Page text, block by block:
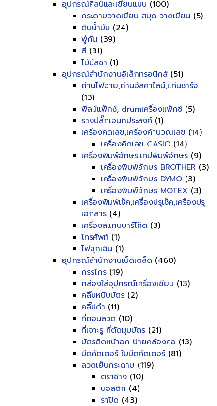
อุปกรณ์ศิลป์และเขียนแบบ (100)
กระดาษวาดเขียน สมุด วาดเขียน (5)
ดินน้ำมัน (24)
พู่กัน (39)
สี (31)
ไม้บัลชา (1)
อุปกรณ์สำนักงานอิเล็กทรอนิกส์ (51)
ถ่านไฟฉาย,ถ่านอัลคาไลน์,แท่นชาร์จ
(13)
ฟิลม์แฟ็กซ์, drumเครื่องแฟ็กซ์ (5)
รางปลั๊กเอนกประสงค์ (1)
เครื่องคิดเลข,เครื่องคำนวณเลข (14)
เครื่องคิดเลข CASIO (14)
เครื่องพิมพ์อักษร,เทปพิมพ์อักษร (9)
เครื่องพิมพ์อักษร BROTHER (3)
เครื่องพิมพ์อักษร DYMO (3)
เครื่องพิมพ์อักษร MOTEX (3)
เครื่องพิมพ์เช็ค,เครื่องปรุเช็ค,เครื่องปรุ
เอกสาร (4)
เครื่องสแกนบาร์โค๊ต (3)
โทรศัพท์ (1)
ไฟฉุกเฉิน (1)
อุปกรณ์สำนักงานเบ็ดเตล็ด (460)
กรรไกร (19)
กล่องใส่อุปกรณ์เครื่องเขียน (13)
คลิ๊บหนีบบัตร (2)
คลิ๊ปดำ (11)
ที่ถอนลวด (10)
ที่เจาะรู ที่ตัดมุมบัตร (21)
บัตรติดหน้าอก ป้ายคล้องคอ (13)
มีดคัตเตอร์ ใบมีดคัตเตอร์ (81)
ลวดเย็บกระดาษ (119)
ตราช้าง (10)
บอสติก (4)
ราปิด (43)